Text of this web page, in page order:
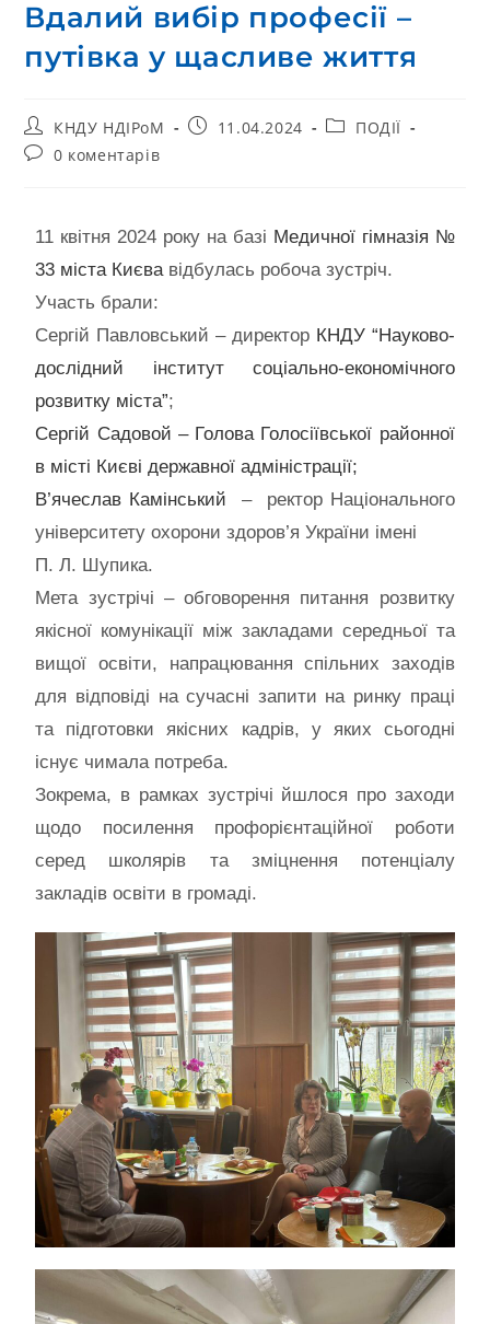
Вдалий вибір професії –
путівка у щасливе життя
КНДУ НДІРоМ 11.04.2024
ПОДІЇ
0 коментарів
11 квітня 2024 року на базі Медичної гімназія №
33 міста Києвавідбулась робоча зустріч.
Участь брали:
Сергій Павловський – директор КНДУ “Науково-
дослідний інститут соціально-економічного
розвитку міста”;
Сергій Садовой – Голова Голосіївської районної
в місті Києві державної адміністрації;
В’ячеслав Камінський – ректор Національного
університету охорони здоров’я України імені
П. Л. Шупика.
Мета зустрічі – обговорення питання розвитку
якісної комунікації між закладами середньої та
вищої освіти, напрацювання спільних заходів
для відповіді на сучасні запити на ринку праці
та підготовки якісних кадрів, у яких сьогодні
існує чимала потреба.
Зокрема, в рамках зустрічі йшлося про заходи
щодо посилення профорієнтаційної роботи
серед школярів та зміцнення потенціалу
закладів освіти в громаді.